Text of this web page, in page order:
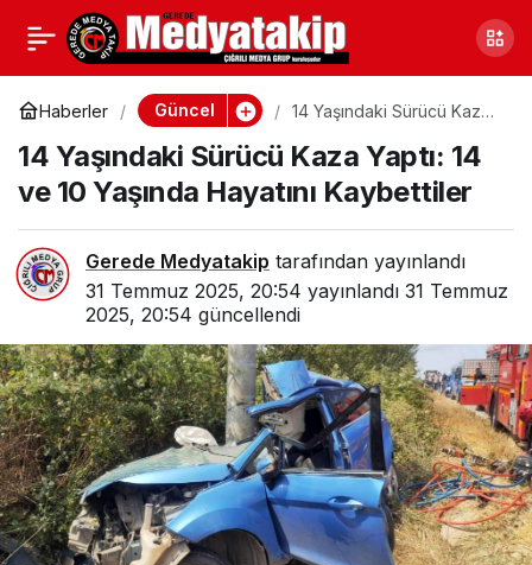
Haberler Güncel
14 Yaşındaki Sürücü Kaza
Hayatını Kaybettiler
14 Yaşındaki Sürücü Kaza Yaptı: 14
ve 10 Yaşında Hayatını Kaybettiler
Gerede Medyatakip tarafından yayınlandı
31 Temmuz 2025, 20:54 yayınlandı 31 Temmuz
2025, 20:54 güncellendi
Gerede’de Hatalı
Sollama; Faciaya Kıl Payı
Paylaş